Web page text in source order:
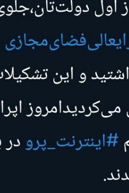
آغاز فروش اقساطی خودروی KMC SR۶ +
قیمت خودرو وارد فاز جدید
واکنش بازار به تحولات
قدرت تهدید